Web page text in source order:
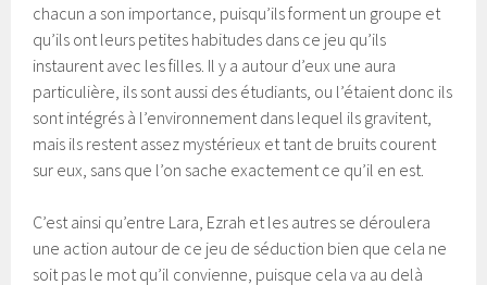
chacun a son importance, puisqu’ils forment un groupe et
qu’ils ont leurs petites habitudes dans ce jeu qu’ils
instaurent avec les filles. Il y a autour d’eux une aura
particulière, ils sont aussi des étudiants, ou l’étaient donc ils
sont intégrés à l’environnement dans lequel ils gravitent,
mais ils restent assez mystérieux et tant de bruits courent
sur eux, sans que l’on sache exactement ce qu’il en est.
C’est ainsi qu’entre Lara, Ezrah et les autres se déroulera
une action autour de ce jeu de séduction bien que cela ne
soit pas le mot qu’il convienne, puisque cela va au delà